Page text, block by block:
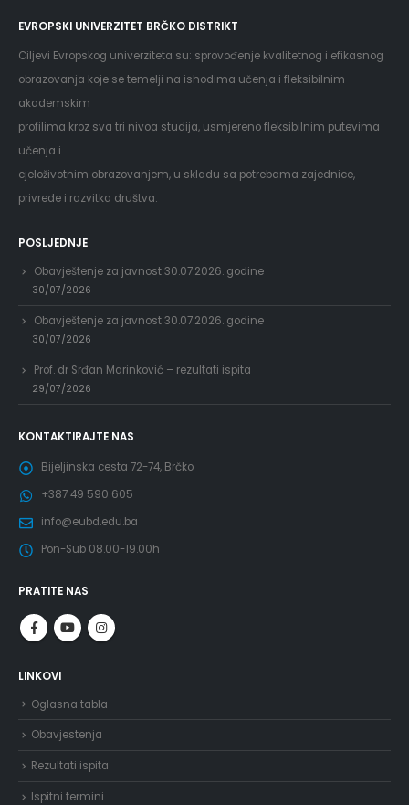
EVROPSKI UNIVERZITET BRČKO DISTRIKT
Ciljevi Evropskog univerziteta su: sprovođenje kvalitetnog i efikasnog
obrazovanja koje se temelji na ishodima učenja i fleksibilnim
akademskim
profilima kroz sva tri nivoa studija, usmjereno fleksibilnim putevima
učenja i
cjeloživotnim obrazovanjem, u skladu sa potrebama zajednice,
privrede i razvitka društva.
POSLJEDNJE
Obavještenje za javnost 30.07.2026. godine
30/07/2026
Obavještenje za javnost 30.07.2026. godine
30/07/2026
Prof. dr Srđan Marinković – rezultati ispita
29/07/2026
KONTAKTIRAJTE NAS
Bijeljinska cesta 72-74, Brčko
+387 49 590 605
info@eubd.edu.ba
Pon-Sub 08.00-19.00h
PRATITE NAS
LINKOVI
Oglasna tabla
Obavjestenja
Rezultati ispita
Ispitni termini